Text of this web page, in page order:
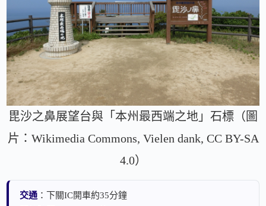
毘沙之鼻展望台與「本州最西端之地」石標（圖
片：Wikimedia Commons, Vielen dank, CC BY-SA
4.0）
交通 ：下關IC開車約35分鐘